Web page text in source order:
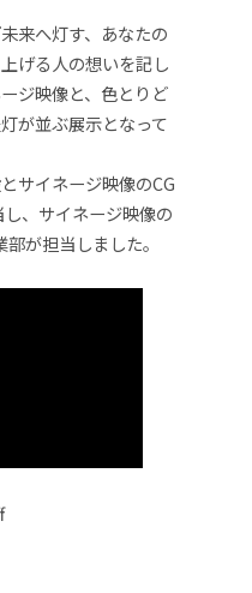
来へ灯す、あなたの
げる人の想いを記し
ジ映像と、色とりど
が並ぶ展示となって
サイネージ映像のCG
、 サイネージ映像の
が担当しました。